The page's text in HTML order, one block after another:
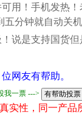
用！手机发热
五分钟就自动关
说是支持国货
位网友有帮助。
我一票 --->
实性，同一产